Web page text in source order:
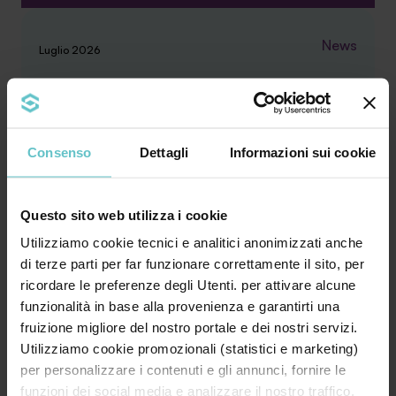
Consenso Dettagli Informazioni sui cookie
Questo sito web utilizza i cookie
Utilizziamo cookie tecnici e analitici anonimizzati anche
di terze parti per far funzionare correttamente il sito, per
ricordare le preferenze degli Utenti. per attivare alcune
funzionalità in base alla provenienza e garantirti una
fruizione migliore del nostro portale e dei nostri servizi.
Utilizziamo cookie promozionali (statistici e marketing)
per personalizzare i contenuti e gli annunci, fornire le
funzioni dei social media e analizzare il nostro traffico.
Luglio 2026 News
sull’iperammortamento? Scoprilo
Mettiti alla prova con cinque domande,
cominciamo! 1. L’iperammortamento consiste in
un credito d’im...
Approfondisci